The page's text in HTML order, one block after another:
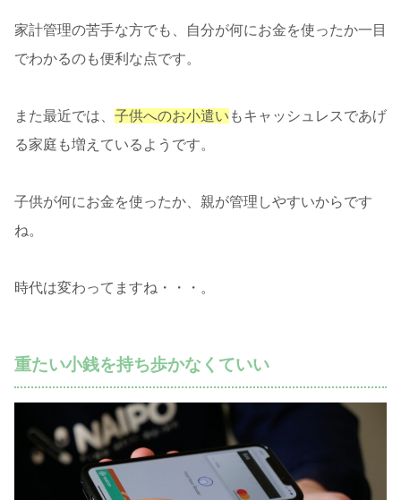
家計管理の苦手な方でも、自分が何にお金を使ったか一目
でわかるのも便利な点です。
また最近では、 子供へのお小遣い もキャッシュレスであげ
る家庭も増えているようです。
子供が何にお金を使ったか、親が管理しやすいからです
ね。
時代は変わってますね・・・。
重たい小銭を持ち歩かなくていい